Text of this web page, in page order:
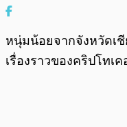
หนุ่มน้อยจากจังหวัดเ
เรื่องราวของคริปโทเ